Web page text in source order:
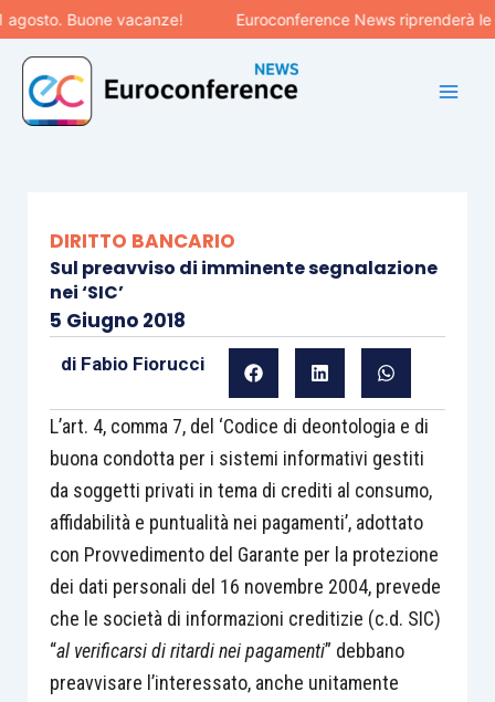
Vai
al
contenuto
Buone vacanze! Euroconference News riprenderà le
DIRITTO BANCARIO
Sul preavviso di imminente segnalazione
nei ‘SIC’
5 Giugno 2018
di Fabio Fiorucci
L’art. 4, comma 7, del ‘Codice di deontologia e di
buona condotta per i sistemi informativi gestiti
da soggetti privati in tema di crediti al consumo,
affidabilità e puntualità nei pagamenti’, adottato
con Provvedimento del Garante per la protezione
dei dati personali del 16 novembre 2004, prevede
che le società di informazioni creditizie (c.d. SIC)
“al verificarsi di ritardi nei pagamenti” debbano
preavvisare l’interessato, anche unitamente